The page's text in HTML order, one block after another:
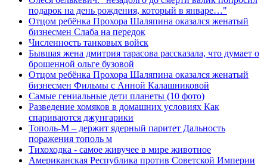
подарок на день рождения, который в январе…"
Отцом ребёнка Прохора Шаляпина оказался женатый
бизнесмен Слаба на передок
Численность танковых войск
Бывшая жена дмитрия тарасова рассказала, что думает о
брошенной ольге бузовой
Отцом ребёнка Прохора Шаляпина оказался женатый
бизнесмен Фильмы с Анной Калашниковой
Самые гениальные дети планеты (10 фото)
Разведение хомяков в домашних условиях Как
спариваются джунгарики
Тополь-М – держит ядерный паритет Дальность
поражения тополь м
Тихоходка - самое живучее в мире животное
Американская Республика против Советской Империи